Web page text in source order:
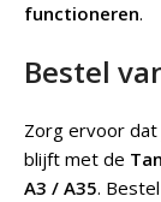
functioneren.
Bestel
Zorg ervoor dat
blijft met de
A3 / A35.